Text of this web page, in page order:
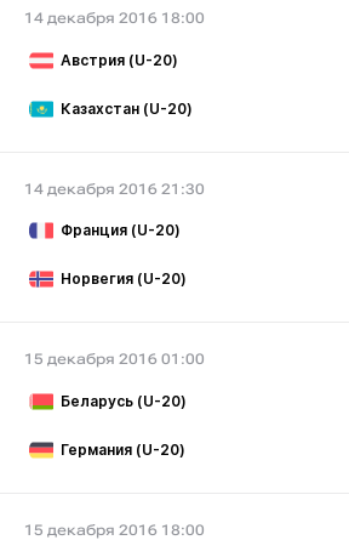
14 декабря 2016 18:00
Австрия (U-20)
Казахстан (U-20)
14 декабря 2016 21:30
Франция (U-20)
Норвегия (U-20)
15 декабря 2016 01:00
Беларусь (U-20)
Германия (U-20)
15 декабря 2016 18:00